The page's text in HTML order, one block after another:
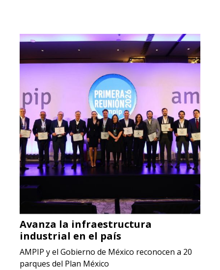
Avanza la infraestructura
industrial en el país
AMPIP y el Gobierno de México reconocen a 20
parques del Plan México